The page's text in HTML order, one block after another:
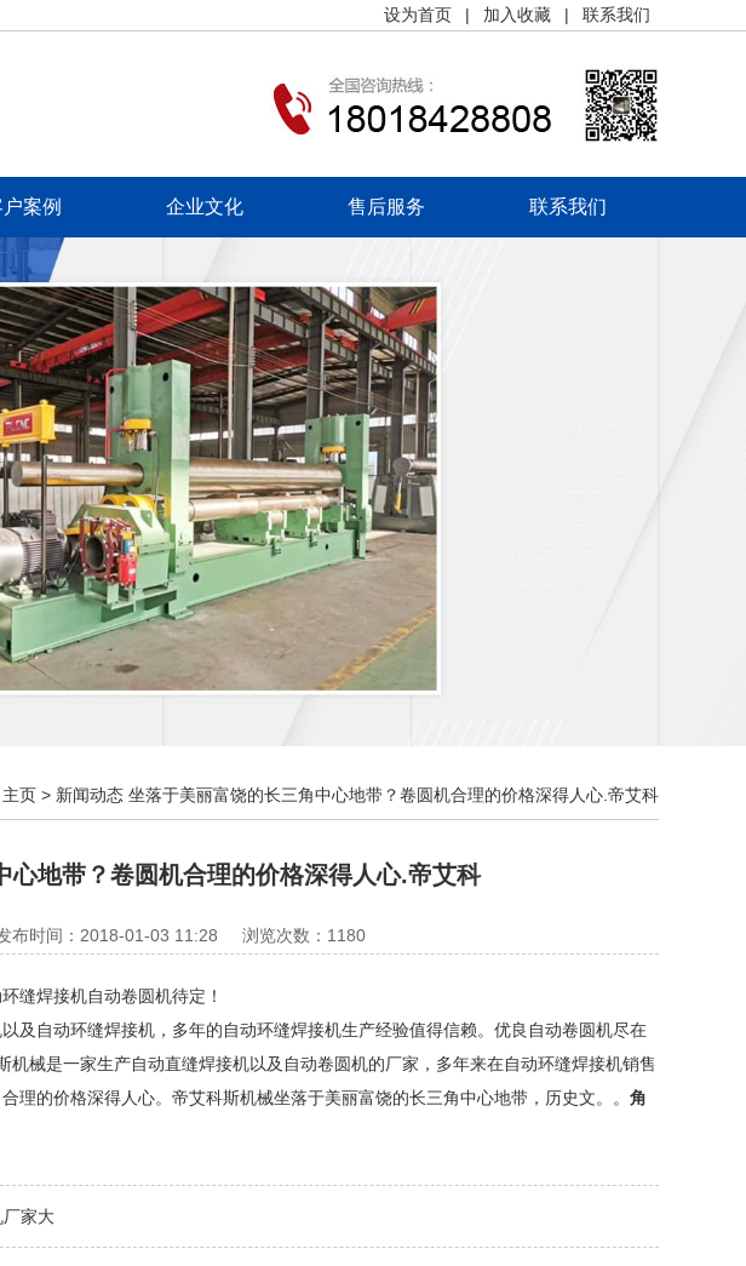
设为首页 | 加入收藏 | 联系我们
案例 企业文化 售后服务 联系我们
主页 > 新闻动态 坐落于美丽富饶的长三角中心地带？卷圆机合理的价格深得人心.帝艾科
心地带？卷圆机合理的价格深得人心.帝艾科
布时间：2018-01-03 11:28 浏览次数：1180
焊接机自动卷圆机待定！
自动环缝焊接机，多年的自动环缝焊接机生产经验值得信赖。优良自动卷圆机尽在
械是一家生产自动直缝焊接机以及自动卷圆机的厂家，多年来在自动环缝焊接机销售
理的价格深得人心。帝艾科斯机械坐落于美丽富饶的长三角中心地带，历史文。。 角
家大